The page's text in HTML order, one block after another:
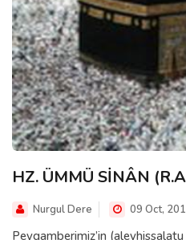
HZ. ÜMMÜ SİNÂN
Nurgul Dere 09 Oct,
Peygamberimiz’in